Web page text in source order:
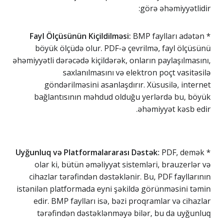
görə əhəmiyyətlidir:
*
Fayl Ölçüsünün Kiçildilməsi: BMP faylları adətən
böyük ölçüdə olur. PDF-ə çevrilmə, fayl ölçüsünü
əhəmiyyətli dərəcədə kiçildərək, onların paylaşılmasını,
saxlanılmasını və elektron poçt vasitəsilə
göndərilməsini asanlaşdırır. Xüsusilə, internet
bağlantısının məhdud olduğu yerlərdə bu, böyük
əhəmiyyət kəsb edir.
*
Uyğunluq və Platformalararası Dəstək: PDF, demək
olar ki, bütün əməliyyat sistemləri, brauzerlər və
cihazlar tərəfindən dəstəklənir. Bu, PDF fayllarının
istənilən platformada eyni şəkildə görünməsini təmin
edir. BMP faylları isə, bəzi proqramlar və cihazlar
tərəfindən dəstəklənməyə bilər, bu da uyğunluq